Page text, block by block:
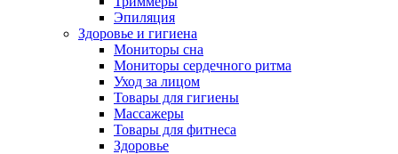
Эпиляция
Здоровье и гигиена
Мониторы сна
Мониторы сердечного ритма
Уход за лицом
Товары для гигиены
Массажеры
Товары для фитнеса
Здоровье